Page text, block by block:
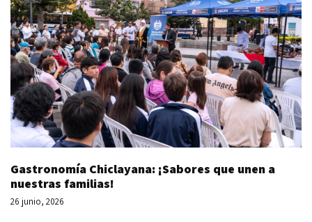
Gastronomía Chiclayana: ¡Sabores que unen a
nuestras familias!
26 junio, 2026